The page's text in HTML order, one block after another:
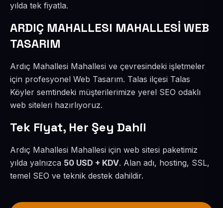
yılda tek fiyatla.
ARDIÇ MAHALLESI MAHALLESİ WEB
TASARIM
Ardıç Mahallesi Mahallesi ve çevresindeki işletmeler
için profesyonel Web Tasarım. Talas ilçesi Talas
Köyler semtindeki müşterilerimize yerel SEO odaklı
web siteleri hazırlıyoruz.
Tek Fiyat, Her Şey Dahil
Ardıç Mahallesi Mahallesi için web sitesi paketimiz
yılda yalnızca 50 USD + KDV. Alan adı, hosting, SSL,
temel SEO ve teknik destek dahildir.